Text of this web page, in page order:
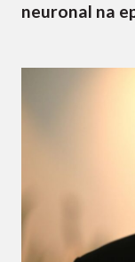
neuronal na